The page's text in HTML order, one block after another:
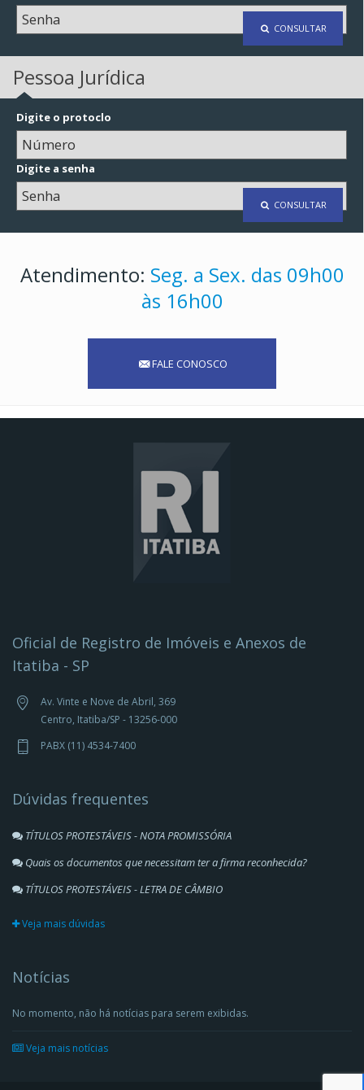
CONSULTAR
Pessoa Jurídica
Digite o protoclo
Digite a senha
CONSULTAR
Atendimento: Seg. a Sex. das 09h00
às 16h00
FALE CONOSCO
Oficial de Registro de Imóveis e Anexos de
Itatiba - SP
Av. Vinte e Nove de Abril, 369
Centro, Itatiba/SP - 13256-000
PABX (11) 4534-7400
Dúvidas frequentes
TÍTULOS PROTESTÁVEIS - NOTA PROMISSÓRIA
Quais os documentos que necessitam ter a firma reconhecida?
TÍTULOS PROTESTÁVEIS - LETRA DE CÂMBIO
Veja mais dúvidas
Notícias
No momento, não há notícias para serem exibidas.
Veja mais notícias